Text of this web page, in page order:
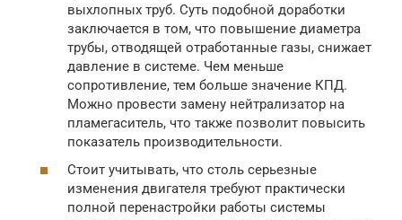
выхлопных труб. Суть подобной доработки
заключается в том, что повышение диаметра
трубы, отводящей отработанные газы, снижает
давление в системе. Чем меньше
сопротивление, тем больше значение КПД.
Можно провести замену нейтрализатор на
пламегаситель, что также позволит повысить
показатель производительности.
Стоит учитывать, что столь серьезные
изменения двигателя требуют практически
полной перенастройки работы системы